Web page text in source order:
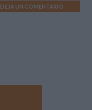
DEJA UN COMENTARIO